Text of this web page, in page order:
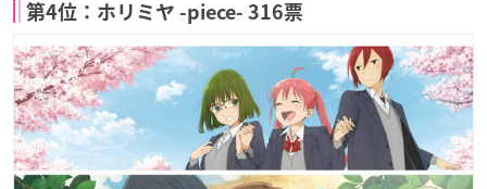
第4位：ホリミヤ -piece- 316票